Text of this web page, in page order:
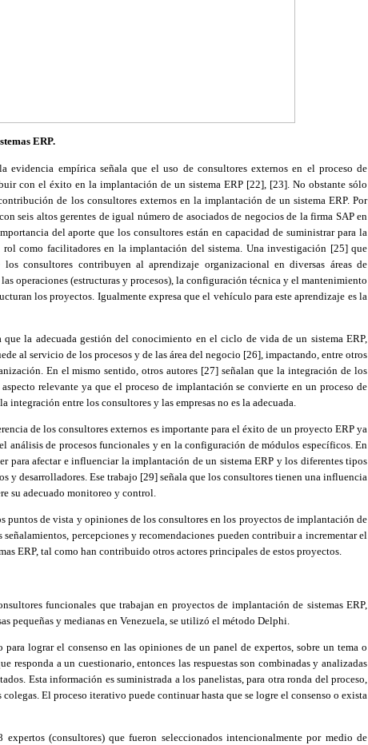
ERP.
evidencia empírica señala que el uso de consultores externos en el proceso de
con el éxito en la implantación de un sistema ERP [22] [23]. No obstante sólo
de los consultores externos en la implantación de un sistema ERP. Por
seis altos gerentes de igual número de asociados de negocios de la firma SAP en
del aporte que los consultores están en capacidad de suministrar para la
rol como facilitadoresen la implantación del sistema. Una investigación [25] que
consultores contribuyen al aprendizaje organizacional en diversas áreas de
operaciones (estructuras y procesos), la configuración técnica y el mantenimiento
los proyectos. Igualmente expresa que el vehículo para este aprendizaje es la
la adecuada gestión del conocimiento en el ciclo de vida de un sistema ERP,
al servicio de los procesos y de las área del negocio [26] impactando, entre otros
En el mismo sentido, otros autores [27] señalan que la integración de los
relevante ya que el proceso de implantación se convierte en un proceso de
entre los consultores y las empresas no es la adecuada.
de los consultores externos es importante para el éxito de un proyecto ERP ya
análisis de procesos funcionales y en la configuración de módulos específicos. En
para afectar e influenciar la implantación de un sistema ERP y los diferentes tipos
y desarrolladores. Ese trabajo [29] señala que los consultores tienen una influencia
su adecuado monitoreo y control.
puntos de vista y opiniones de los consultores en los proyectos de implantación de
señalamientos, percepciones y recomendaciones pueden contribuir a incrementar el
ERP, tal como han contribuido otros actores principales de estos proyectos.
funcionales que trabajan en proyectos de implantación de sistemas ERP,
pequeñas y medianas en Venezuela, se utilizó el método Delphi
lograr el consenso en las opiniones de un panel de expertos, sobre un tema o
responda a un cuestionario, entonces las respuestas son combinadas y analizadas
Esta información es suministrada a los panelistas, para otra ronda del proceso,
El proceso iterativo puede continuar hasta que se logre el consenso o exista
(consultores) que fueron seleccionados intencionalmente por medio de